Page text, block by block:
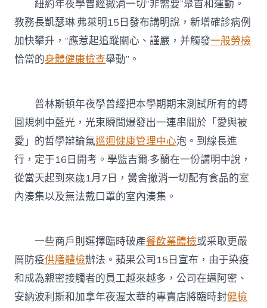
紐約年夜學曾經撤消一切“非需要”聚首和運動。
教務長凱瑟琳·弗萊明15日發布講明說，新增確診病例
加快攀升，“應惹起追蹤關心、謹嚴，并觸發一般勞檢
恰當的身體健康檢查舉動”。
普林斯頓年夜學曾經把本學期期末測試所有的轉
圓規刺中藍光，光束瞬間爆發出一連串關於「愛與被
愛」的哲學辯論氣巡迴健康管理中心泡。到線長進
行，定于16日開考。學監吉爾·多蘭在一份講明中說，
從當天起到來歲1月7日，黌舍撤消一切配有食品的室
內湊集以及無法戴口罩的室內湊集。
一些商戶則選擇臨時破產餐飲業體檢或采取更嚴
厲防疫供膳體檢辦法。蘋果公司15日宣布，由于染疫
和成為親密接觸者的員工越來越多，公司在邁阿密、
安納波利斯和加拿年夜渥太華的專賣店將臨時封健檢